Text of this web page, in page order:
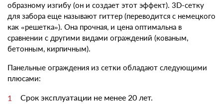
образному изгибу (он и создает этот эффект). 3D-сетку
для забора еще называют гиттер (переводится с немецкого
как «решетка»). Она прочная, и цена оптимальна в
сравнении с другими видами ограждений (кованым,
бетонным, кирпичным).
Панельные ограждения из сетки обладают следующими
плюсами:
Срок эксплуатации не менее 20 лет.